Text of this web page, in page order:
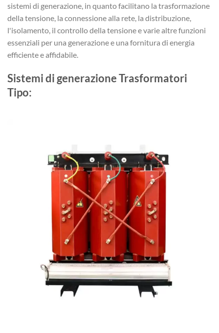
sistemi di generazione, in quanto facilitano la trasformazione
della tensione, la connessione alla rete, la distribuzione,
l'isolamento, il controllo della tensione e varie altre funzioni
essenziali per una generazione e una fornitura di energia
efficiente e affidabile.
Sistemi di generazione Trasformatori
Tipo: